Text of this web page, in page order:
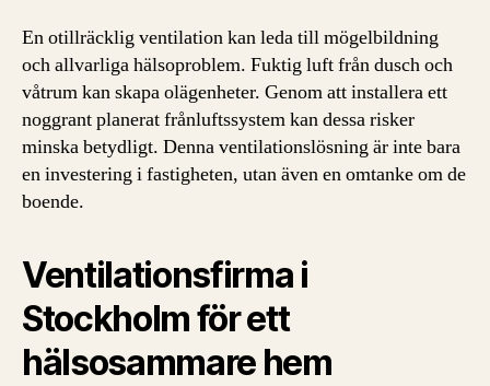
En otillräcklig ventilation kan leda till mögelbildning
och allvarliga hälsoproblem. Fuktig luft från dusch och
våtrum kan skapa olägenheter. Genom att installera ett
noggrant planerat frånluftssystem kan dessa risker
minska betydligt. Denna ventilationslösning är inte bara
en investering i fastigheten, utan även en omtanke om de
boende.
Ventilationsfirma i
Stockholm för ett
hälsosammare hem